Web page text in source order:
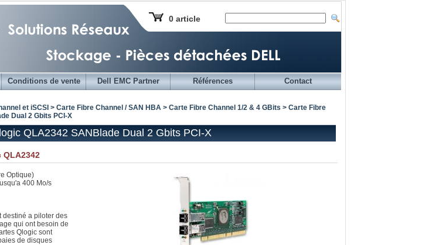
0 article
Conditions de vente Dell EMC Partner Références Contact
et iSCSI > Carte Fibre Channel / SAN HBA > Carte Fibre Channel 1/2 & 4 GBits > Carte Fibre
Dual 2 Gbits PCI-X
QLA2342 SANBlade Dual 2 Gbits PCI-X
QLA2342
Optique)
400 Mo/s
destiné a piloter des
qui ont besoin de
Qlogic sont
de disques